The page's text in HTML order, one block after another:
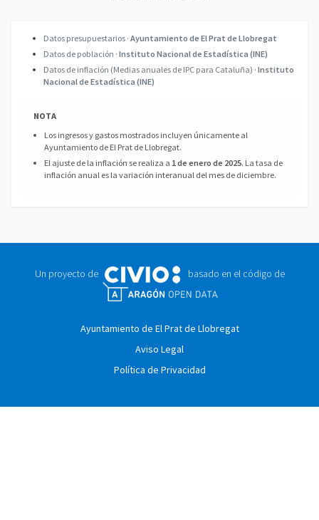
Datos presupuestarios · Ayuntamiento de El Prat de Llobregat
Datos de población · Instituto Nacional de Estadística (INE)
Datos de inflación (Medias anuales de IPC para Cataluña) · Instituto
Nacional de Estadística (INE)
NOTA
Los ingresos y gastos mostrados incluyen únicamente al
Ayuntamiento de El Prat de Llobregat.
El ajuste de la inflación se realiza a 1 de enero de 2025. La tasa de
inflación anual es la variación interanual del mes de diciembre.
Un proyecto de basado en el código de
Ayuntamiento de El Prat de Llobregat
Aviso Legal
Política de Privacidad